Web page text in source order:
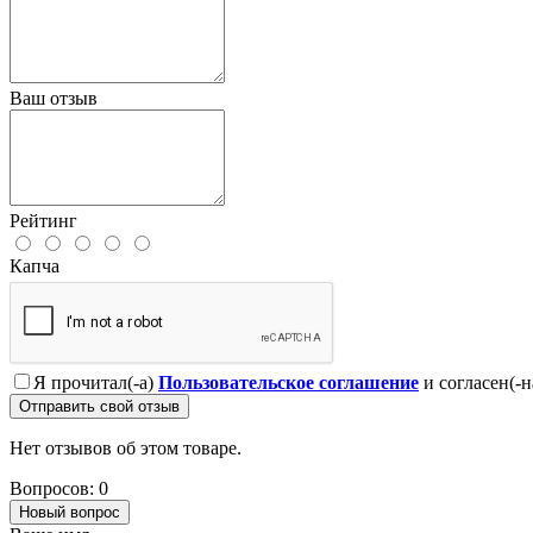
Ваш отзыв
Рейтинг
Капча
Я прочитал(-а) Пользовательское соглашение и согласен(-
Отправить свой отзыв
Нет отзывов об этом товаре.
Вопросов: 0
Новый вопрос